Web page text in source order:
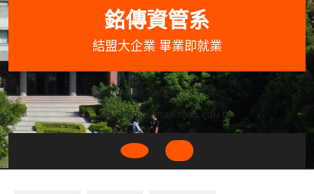
Skip
to
content
銘傳資管系
結盟大企業 畢業即就業
033507001+3318
wycheng@mail.mcu.edu.tw
Open